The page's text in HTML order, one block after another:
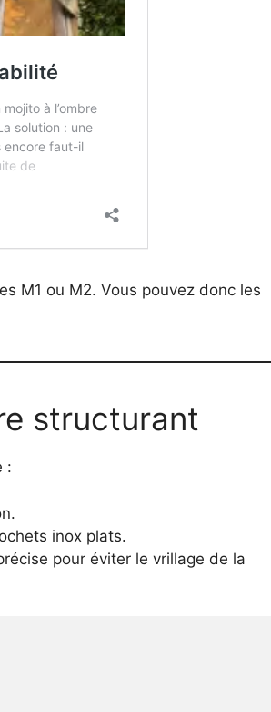
M1 ou M2. Vous pouvez donc les
structurant
:
inox plats.
pour éviter le vrillage de la